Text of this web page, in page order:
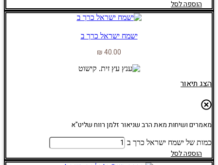
הוספה לסל
ישמח ישראל כרך ב
₪40.00
הצג תיאור
מאמרים ושיחות מאת הרב שניאור זלמן רווח שליט"א
כמות של ישמח ישראל כרך ב
הוספה לסל